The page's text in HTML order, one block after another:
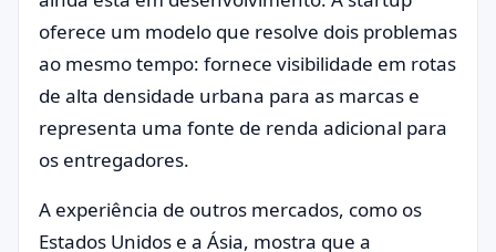
oferece um modelo que resolve dois problemas
ao mesmo tempo: fornece visibilidade em rotas
de alta densidade urbana para as marcas e
representa uma fonte de renda adicional para
os entregadores.
A experiência de outros mercados, como os
Estados Unidos e a Ásia, mostra que a